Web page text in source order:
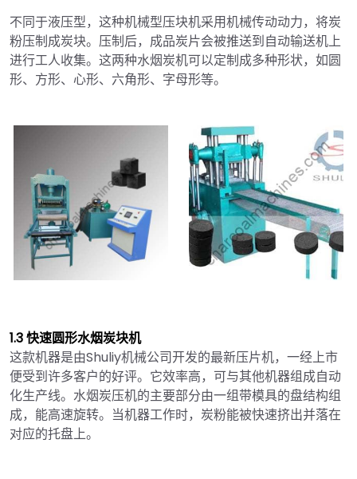
不同于液压型，这种机械型压块机采用机械传动动力，将炭
粉压制成炭块。压制后，成品炭片会被推送到自动输送机上
进行工人收集。这两种水烟炭机可以定制成多种形状，如圆
形、方形、心形、六角形、字母形等。
1.3 快速圆形水烟炭块机
这款机器是由Shuliy机械公司开发的最新压片机，一经上市
便受到许多客户的好评。它效率高，可与其他机器组成自动
化生产线。水烟炭压机的主要部分由一组带模具的盘结构组
成，能高速旋转。当机器工作时，炭粉能被快速挤出并落在
对应的托盘上。